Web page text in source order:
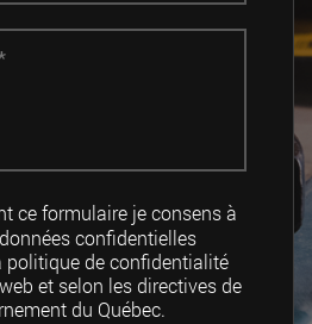
ce formulaire je consens à
confidentielles
politique de confidentialité
et selon les directives de
du Québec.